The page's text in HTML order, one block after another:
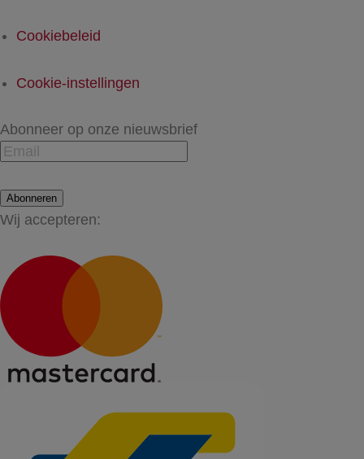
Cookiebeleid
Cookie-instellingen
Abonneer op onze nieuwsbrief
Abonneren
Wij accepteren: